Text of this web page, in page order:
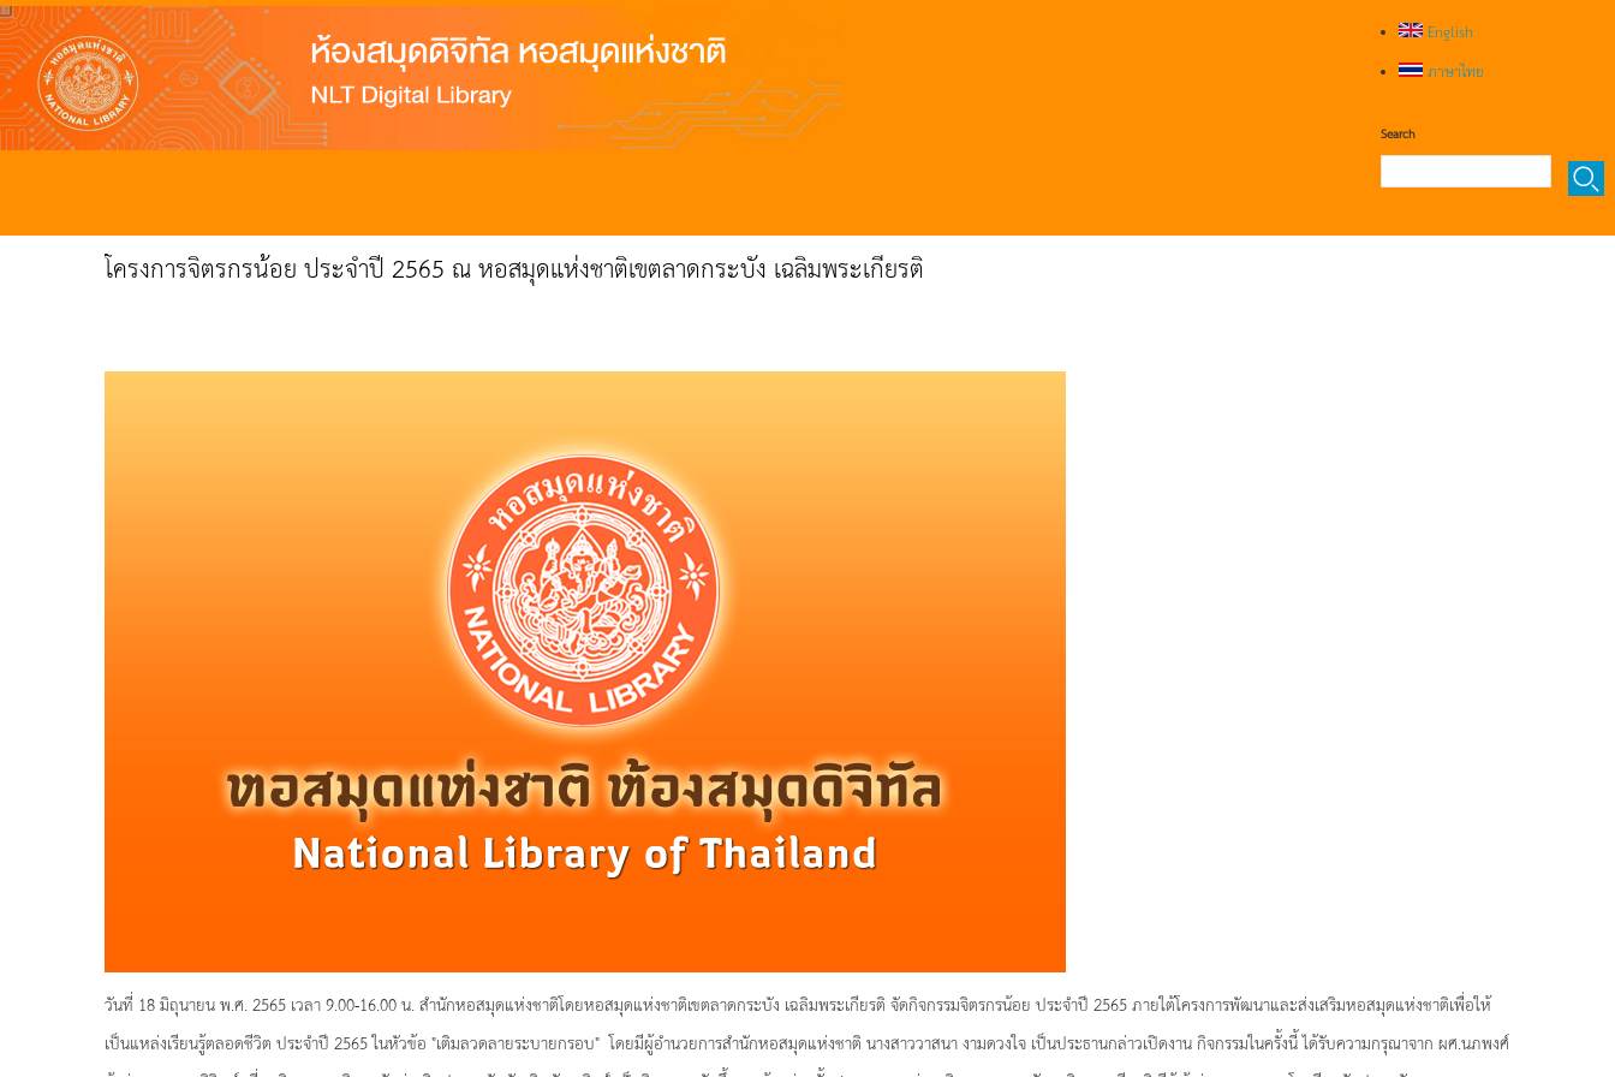
English
ภาษาไทย
Search
โครงการจิตรกรน้อย ประจำปี 2565 ณ หอสมุดแห่งชาติเขตลาดกระบัง เฉลิมพระเกียรติ
วันที่ 18 มิถุนายน พ.ศ. 2565 เวลา 9.00-16.00 น. สำนักหอสมุดแห่งชาติโดยหอสมุดแห่งชาติเขตลาดกระบัง เฉลิมพระเกียรติ จัดกิจกรรมจิตรกรน้อย ประจำปี 2565 ภายใต้โครงการพัฒนาและส่งเสริมหอสมุดแห่งชาติเพื่อให้
เป็นแหล่งเรียนรู้ตลอดชีวิต ประจำปี 2565 ในหัวข้อ "เติมลวดลายระบายกรอบ" โดยมีผู้อำนวยการสำนักหอสมุดแห่งชาติ นางสาววาสนา งามดวงใจ เป็นประธานกล่าวเปิดงาน กิจกรรมในครั้งนี้ ได้รับความกรุณาจาก ผศ.นภพงศ์